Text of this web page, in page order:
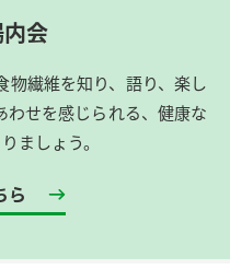
会
物繊維を知り、語り、楽し
わせを感じられる、健康な
ましょう。
ら